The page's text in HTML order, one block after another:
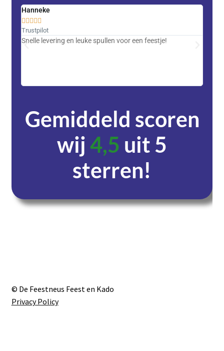
Hanneke
    
Trustpilot
Snelle levering en leuke spullen voor een feestje!
Gemiddeld scoren
wij4,5 uit 5
sterren!
© De Feestneus Feest en Kado
Privacy Policy